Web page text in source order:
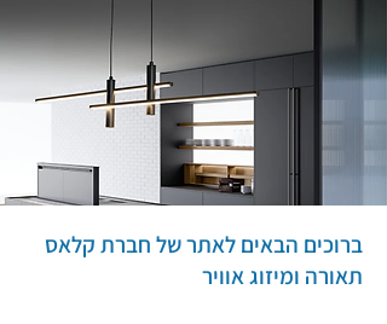
ברוכים הבאים לאתר של חברת קלאס
תאורה ומיזוג אוויר